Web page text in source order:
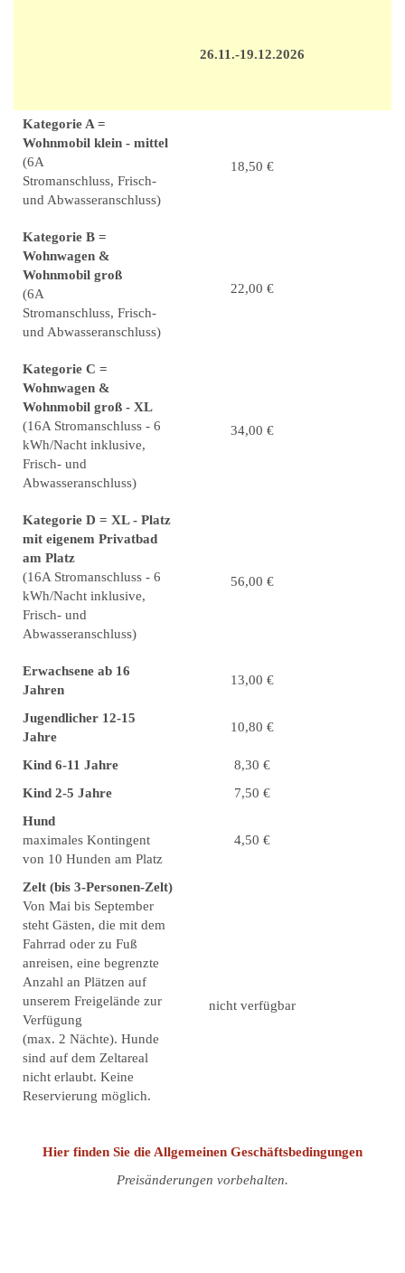
26.11.-19.12.2026
Kategorie A =
Wohnmobil klein - mittel
(6A
Stromanschluss, Frisch-
und Abwasseranschluss)
18,50 €
Kategorie B =
Wohnwagen &
Wohnmobil groß
(6A
Stromanschluss, Frisch-
und Abwasseranschluss)
22,00 €
Kategorie C =
Wohnwagen &
Wohnmobil groß - XL
(16A Stromanschluss - 6
kWh/Nacht inklusive,
Frisch- und
Abwasseranschluss)
34,00 €
Kategorie D = XL - Platz
mit eigenem Privatbad
am Platz
(16A Stromanschluss - 6
kWh/Nacht inklusive,
Frisch- und
Abwasseranschluss)
56,00 €
Erwachsene ab 16
Jahren
13,00 €
Jugendlicher 12-15
Jahre
10,80 €
Kind 6-11 Jahre
8,30 €
Kind 2-5 Jahre
7,50 €
Hund
maximales Kontingent
von 10 Hunden am Platz
4,50 €
Zelt (bis 3-Personen-Zelt)
Von Mai bis September
steht Gästen, die mit dem
Fahrrad oder zu Fuß
anreisen, eine begrenzte
Anzahl an Plätzen auf
unserem Freigelände zur
Verfügung
(max. 2 Nächte). Hunde
sind auf dem Zeltareal
nicht erlaubt. Keine
Reservierung möglich.
nicht verfügbar
Hier finden Sie die Allgemeinen Geschäftsbedingungen
Preisänderungen vorbehalten.